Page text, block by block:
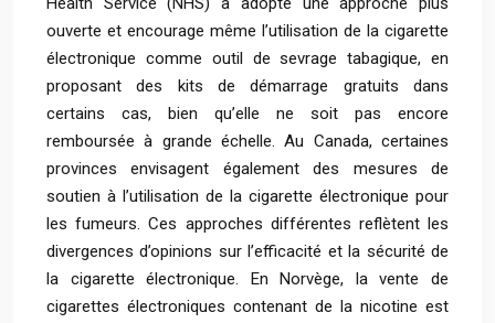
ouverte et encourage même l’utilisation de la cigarette
électronique comme outil de sevrage tabagique, en
proposant des kits de démarrage gratuits dans
certains cas, bien qu’elle ne soit pas encore
remboursée à grande échelle. Au Canada, certaines
provinces envisagent également des mesures de
soutien à l’utilisation de la cigarette électronique pour
les fumeurs. Ces approches différentes reflètent les
divergences d’opinions sur l’efficacité et la sécurité de
la cigarette électronique. En Norvège, la vente de
cigarettes électroniques contenant de la nicotine est